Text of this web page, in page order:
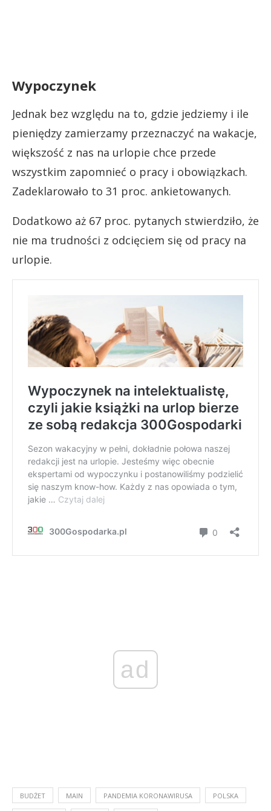
Wypoczynek
Jednak bez względu na to, gdzie jedziemy i ile
pieniędzy zamierzamy przeznaczyć na wakacje,
większość z nas na urlopie chce przede
wszystkim zapomnieć o pracy i obowiązkach.
Zadeklarowało to 31 proc. ankietowanych.
Dodatkowo aż 67 proc. pytanych stwierdziło, że
nie ma trudności z odcięciem się od pracy na
urlopie.
ad
BUDŻET MAIN PANDEMIA KORONAWIRUSA POLSKA